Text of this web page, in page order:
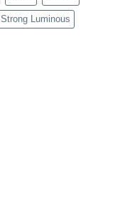
Strong Luminous